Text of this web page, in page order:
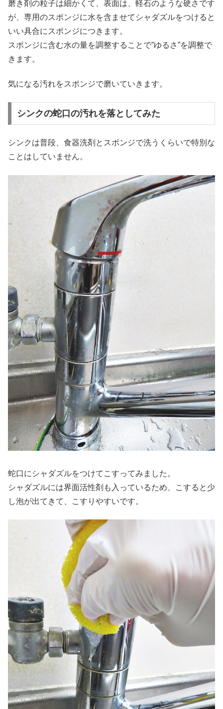
磨き剤の粒子は細かくて、表面は、軽石のような硬さです
が、専用のスポンジに水を含ませてシャダズルをつけると
いい具合にスポンジにつきます。
スポンジに含む水の量を調整することで”ゆるさ”を調整で
きます。
気になる汚れをスポンジで磨いていきます。
シンクの蛇口の汚れを落としてみた
シンクは普段、食器洗剤とスポンジで洗うくらいで特別な
ことはしていません。
蛇口にシャダズルをつけてこすってみました。
シャダズルには界面活性剤も入っているため、こすると少
し泡が出てきて、こすりやすいです。